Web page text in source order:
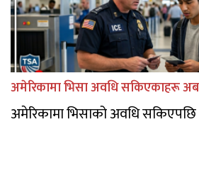
अमेरिकामा भिसा अवधि सकिएकाहरू
अमेरिकामा भिसाको अवधि सकिएपछि